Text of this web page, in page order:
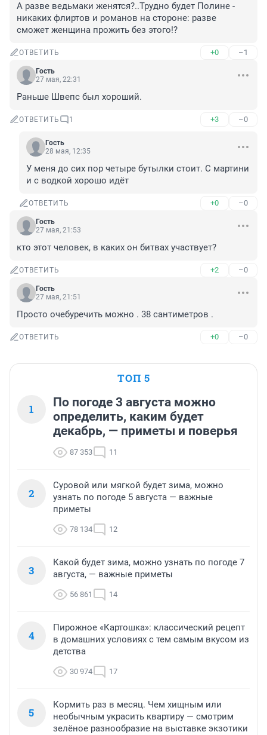
А разве ведьмаки женятся?..Трудно будет Полине -
никаких флиртов и романов на стороне: разве
сможет женщина прожить без этого!?
ОТВЕТИТЬ +0 –1
Гость
27 мая, 22:31
Раньше Швепс был хороший.
ОТВЕТИТЬ 1 +3 –0
Гость
28 мая, 12:35
У меня до сих пор четыре бутылки стоит. С мартини
и с водкой хорошо идёт
ОТВЕТИТЬ +0 –0
Гость
27 мая, 21:53
кто этот человек, в каких он битвах участвует?
ОТВЕТИТЬ +2 –0
Гость
27 мая, 21:51
Просто очебуречить можно . 38 сантиметров .
ОТВЕТИТЬ +0 –0
ТОП 5
1
По погоде 3 августа можно
определить, каким будет
декабрь, — приметы и поверья
87 353 11
2
Суровой или мягкой будет зима, можно
узнать по погоде 5 августа — важные
приметы
78 134 12
3
Какой будет зима, можно узнать по погоде 7
августа, — важные приметы
56 861 14
4
Пирожное «Картошка»: классический рецепт
в домашних условиях с тем самым вкусом из
детства
30 974 17
5
Кормить раз в месяц. Чем хищным или
необычным украсить квартиру — смотрим
зелёное разнообразие на выставке экзотики